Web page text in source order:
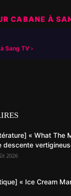
CABANE À
Sang TV
« What The
descente
2026
« Ice Cream